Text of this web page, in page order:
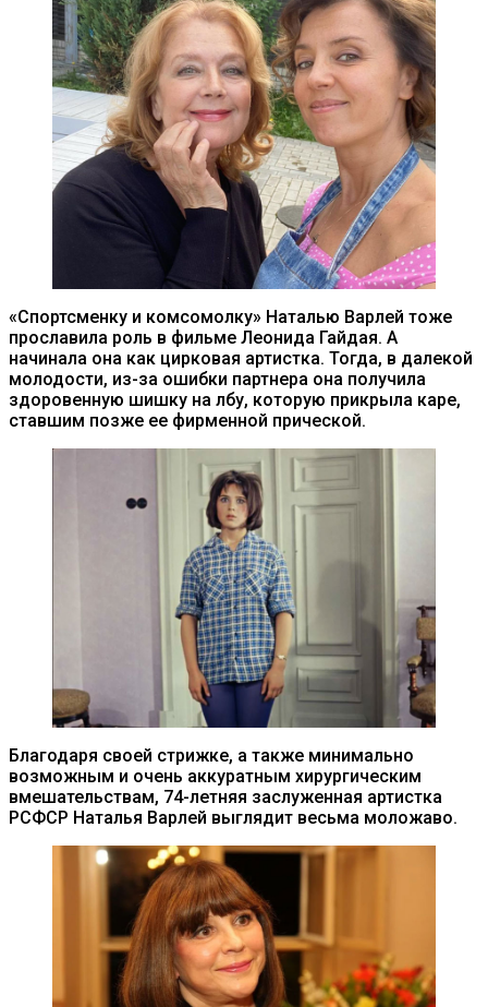
«Спортсменку и комсомолку» Наталью Варлей тоже
прославила роль в фильме Леонида Гайдая. А
начинала она как цирковая артистка. Тогда, в далекой
молодости, из-за ошибки партнера она получила
здоровенную шишку на лбу, которую прикрыла каре,
ставшим позже ее фирменной прической.
Благодаря своей стрижке, а также минимально
возможным и очень аккуратным хирургическим
вмешательствам, 74-летняя заслуженная артистка
РСФСР Наталья Варлей выглядит весьма моложаво.